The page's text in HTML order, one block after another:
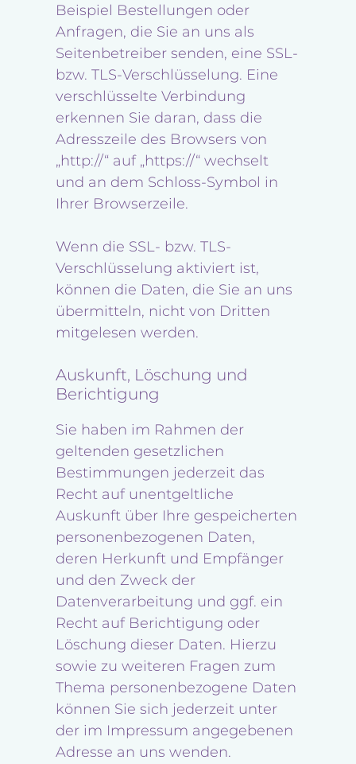
Beispiel Bestellungen oder
Anfragen, die Sie an uns als
Seitenbetreiber senden, eine SSL-
bzw. TLS-Verschlüsselung. Eine
verschlüsselte Verbindung
erkennen Sie daran, dass die
Adresszeile des Browsers von
„http://“ auf „https://“ wechselt
und an dem Schloss-Symbol in
Ihrer Browserzeile.
Wenn die SSL- bzw. TLS-
Verschlüsselung aktiviert ist,
können die Daten, die Sie an uns
übermitteln, nicht von Dritten
mitgelesen werden.
Auskunft, Löschung und
Berichtigung
Sie haben im Rahmen der
geltenden gesetzlichen
Bestimmungen jederzeit das
Recht auf unentgeltliche
Auskunft über Ihre gespeicherten
personenbezogenen Daten,
deren Herkunft und Empfänger
und den Zweck der
Datenverarbeitung und ggf. ein
Recht auf Berichtigung oder
Löschung dieser Daten. Hierzu
sowie zu weiteren Fragen zum
Thema personenbezogene Daten
können Sie sich jederzeit unter
der im Impressum angegebenen
Adresse an uns wenden.